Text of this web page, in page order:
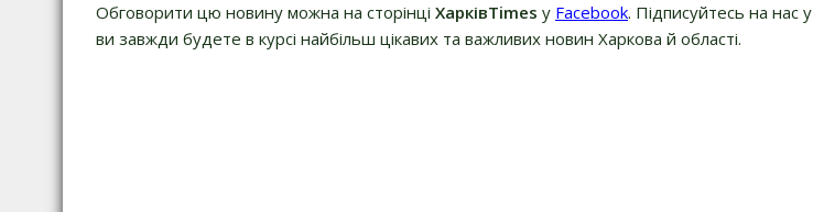
Обговорити цю новину можна на сторінці ХарківTimes у Facebook. Підписуйтесь на нас у
ви завжди будете в курсі найбільш цікавих та важливих новин Харкова й області.